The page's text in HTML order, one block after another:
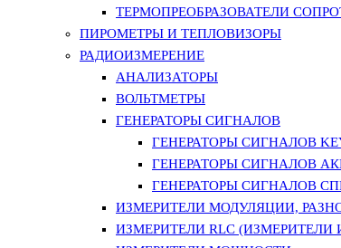
ТЕРМОПРЕОБРАЗОВАТЕЛИ
ПИРОМЕТРЫ И ТЕПЛОВИЗОРЫ
РАДИОИЗМЕРЕНИЕ
АНАЛИЗАТОРЫ
ВОЛЬТМЕТРЫ
ГЕНЕРАТОРЫ СИГНАЛОВ
ГЕНЕРАТОРЫ СИГНАЛОВ
ГЕНЕРАТОРЫ СИГНАЛОВ
ГЕНЕРАТОРЫ СИГНАЛОВ
ИЗМЕРИТЕЛИ МОДУЛЯЦИИ,
ИЗМЕРИТЕЛИ RLC